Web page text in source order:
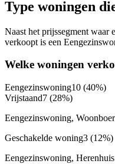
Type woningen
Naast het prijssegment waar
verkoopt is een
Welke woningen
Eengezinswoning10 (40%)
Vrijstaand7 (28%)
Eengezinswoning,
Geschakelde woning3 (12%)
Eengezinswoning, Herenhuis